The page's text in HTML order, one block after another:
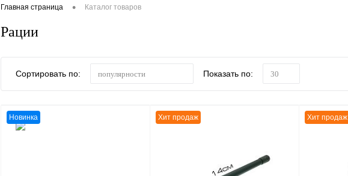
Главная страница • Каталог товаров
Рации
Сортировать по: популярности Показать по: 30
Новинка Хит продаж Хит продаж